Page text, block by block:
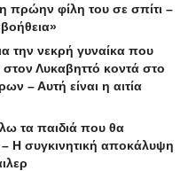
πρώην φίλη του σε σπίτι –
την νεκρή γυναίκα που
Λυκαβηττό κοντά στο
– Αυτή είναι η αιτία
τα παιδιά που θα
Η συγκινητική αποκάλυψη